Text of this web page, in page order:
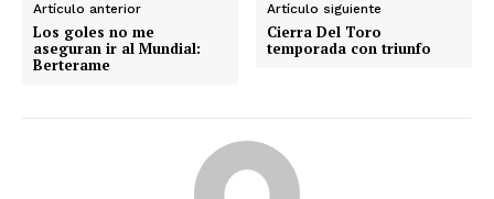
Artículo anterior
Los goles no me
aseguran ir al Mundial:
Berterame
Artículo siguiente
Cierra Del Toro
temporada con triunfo